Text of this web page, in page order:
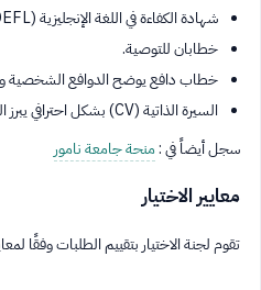
شهادة الكفاءة في اللغة الإنجليزية (IELTS، TOEFL أو ما يعادلها).
خطابان للتوصية.
خطاب دافع يوضح الدوافع الشخصية
السيرة الذاتية (CV) بشكل احترافي يبرز الخبرات ذات الصلة.
سجل أيضاً في :منحة جامعة نامور
معايير الاختيار
تقوم لجنة الاختيار بتقييم الطلبات وفقًا